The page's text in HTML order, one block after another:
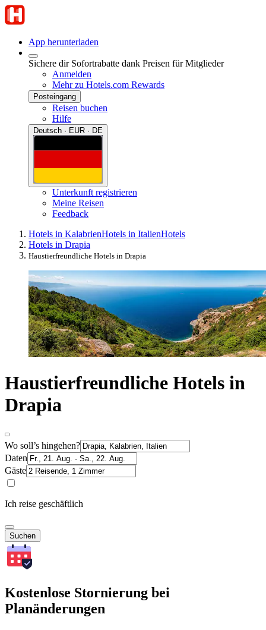
App herunterladen
Sichere dir Sofortrabatte dank Preisen für Mitglieder
Anmelden
Mehr zu Hotels.com Rewards
Posteingang
Reisen buchen
Hilfe
Deutsch · EUR · DE
Unterkunft registrieren
Meine Reisen
Feedback
Hotels in KalabrienHotels in ItalienHotels
Hotels in Drapia
Haustierfreundliche Hotels in Drapia
Haustierfreundliche Hotels in
Drapia
Wo soll’s hingehen?
Daten
Gäste
Ich reise geschäftlich
Suchen
Kostenlose Stornierung bei
Planänderungen